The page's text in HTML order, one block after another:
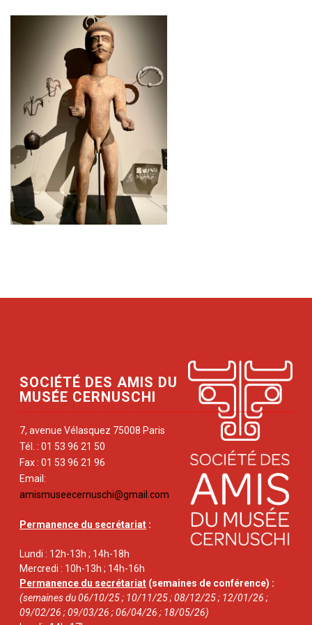
SOCIÉTÉ DES AMIS DU
MUSÉE CERNUSCHI
7, avenue Vélasquez 75008 Paris
Tél. : 01 53 96 21 50
Fax : 01 53 96 21 96
Email:
amismuseecernuschi@gmail.com
Permanence du secrétariat :
Lundi : 12h-13h ; 14h-18h
Mercredi : 10h-13h ; 14h-16h
Permanence du secrétariat (semaines de conférence) :
(semaines du 06/10/25 ; 10/11/25 ; 08/12/25 ; 12/01/26 ;
09/02/26 ; 09/03/26 ; 06/04/26 ; 18/05/26)